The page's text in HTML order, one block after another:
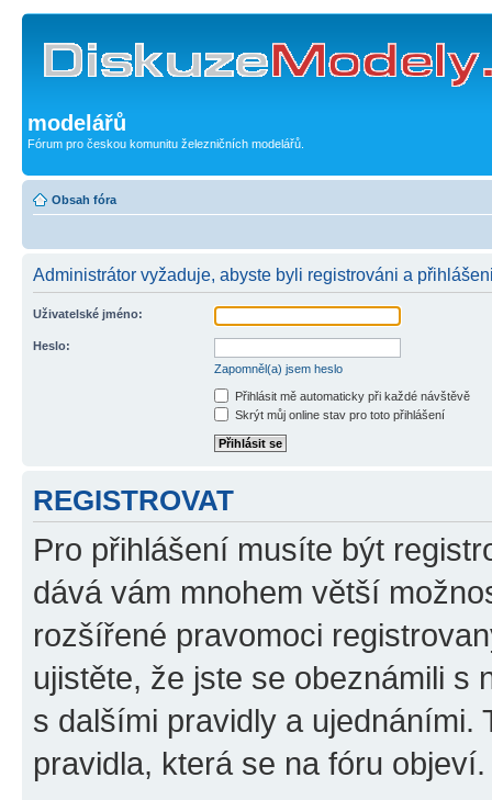
modelářů
Fórum pro českou komunitu železničních modelářů.
Obsah fóra
Administrátor vyžaduje, abyste byli registrováni a
Uživatelské jméno:
Heslo:
Zapomněl(a) jsem heslo
Přihlásit mě automaticky při každé návštěvě
Skrýt můj online stav pro toto přihlášení
REGISTROVAT
Pro přihlášení musíte být
dává vám mnohem větší
rozšířené pravomoci
ujistěte, že jste se obeznámili s
s dalšími pravidly a ujednáními.
pravidla, která se na fóru objeví.